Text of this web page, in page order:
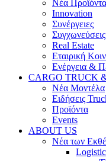
Νέα Προϊόντα
Innovation
Συνέργειες
Συγχωνεύσεις
Real Estate
Εταιρική
Ενέργεια &
CARGO TRUCK
Νέα Μοντέλα
Ειδήσεις
Προϊόντα
Events
ABOUT US
Νέα των